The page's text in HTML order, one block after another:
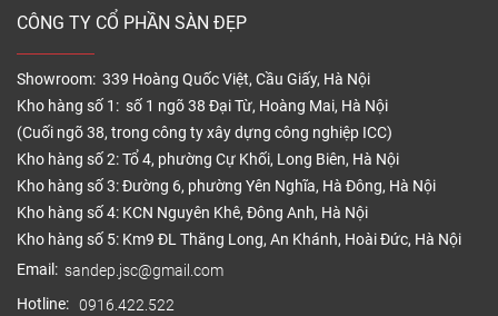
phận chính: Mặt bậc, cổ bậc và nẹp bậc
– Mặt bậc: Ốp lên trên bề mặt của bậc cầu thang.
– Cổ bậc: Tấm ốp này sẽ được sử dụng để ốp vào
mặt đứng (mặt dựng vuông góc) với mặt của bậc.
– Nẹp bậc: Phụ kiện đi kèm để ốp sang bên hông
tấm bậc cầu thang giúp tạo nên một hệ bậc thang
hoàn chỉnh.
CÔNG TY CỔ PHẦN SÀN ĐẸP
Showroom: 339 Hoàng Quốc Việt, Cầu Giấy, Hà Nội
Kho hàng số 1: số 1 ngõ 38 Đại Từ, Hoàng Mai, Hà Nội
(Cuối ngõ 38, trong công ty xây dựng công nghiệp ICC)
Kho hàng số 2: Tổ 4, phường Cự Khối, Long Biên, Hà Nội
Kho hàng số 3: Đường 6, phường Yên Nghĩa, Hà Đông, Hà Nội
Kho hàng số 4: KCN Nguyên Khê, Đông Anh, Hà Nội
Kho hàng số 5: Km9 ĐL Thăng Long, An Khánh, Hoài Đức, Hà Nội
Email: sandep.jsc@gmail.com
Hotline: 0916.422.522